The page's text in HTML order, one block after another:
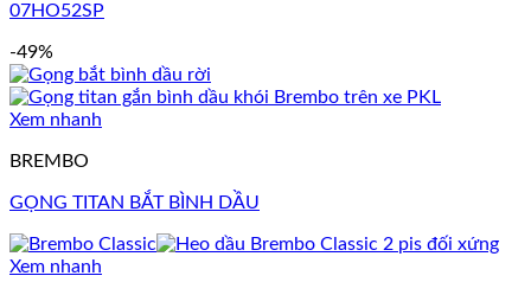
07HO52SP
-49%
Xem nhanh
BREMBO
GỌNG TITAN BẮT BÌNH DẦU
Xem nhanh